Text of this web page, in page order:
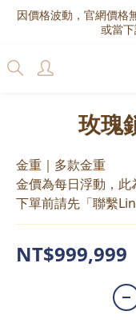
因價格波動，官網價格
或當下
玫瑰
金重｜多款金重
金價為每日浮動，此
下單前請先「聯繫
NT$999,999